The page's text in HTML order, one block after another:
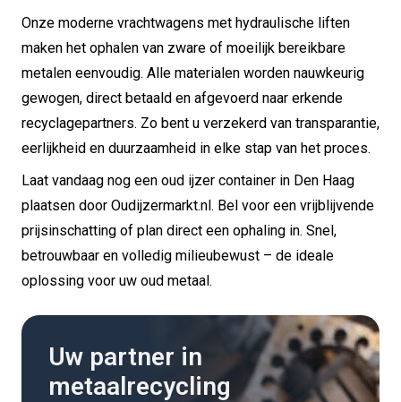
Onze moderne vrachtwagens met hydraulische liften
maken het ophalen van zware of moeilijk bereikbare
metalen eenvoudig. Alle materialen worden nauwkeurig
gewogen, direct betaald en afgevoerd naar erkende
recyclagepartners. Zo bent u verzekerd van transparantie,
eerlijkheid en duurzaamheid in elke stap van het proces.
Laat vandaag nog een oud ijzer container in Den Haag
plaatsen door Oudijzermarkt.nl. Bel voor een vrijblijvende
prijsinschatting of plan direct een ophaling in. Snel,
betrouwbaar en volledig milieubewust – de ideale
oplossing voor uw oud metaal.
Uw partner in
metaalrecycling